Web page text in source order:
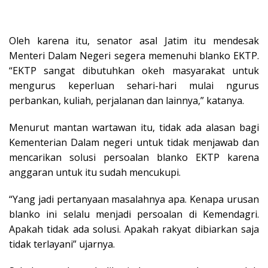
Oleh karena itu, senator asal Jatim itu mendesak
Menteri Dalam Negeri segera memenuhi blanko EKTP.
“EKTP sangat dibutuhkan okeh masyarakat untuk
mengurus keperluan sehari-hari mulai ngurus
perbankan, kuliah, perjalanan dan lainnya,” katanya.
Menurut mantan wartawan itu, tidak ada alasan bagi
Kementerian Dalam negeri untuk tidak menjawab dan
mencarikan solusi persoalan blanko EKTP karena
anggaran untuk itu sudah mencukupi.
“Yang jadi pertanyaan masalahnya apa. Kenapa urusan
blanko ini selalu menjadi persoalan di Kemendagri.
Apakah tidak ada solusi. Apakah rakyat dibiarkan saja
tidak terlayani” ujarnya.